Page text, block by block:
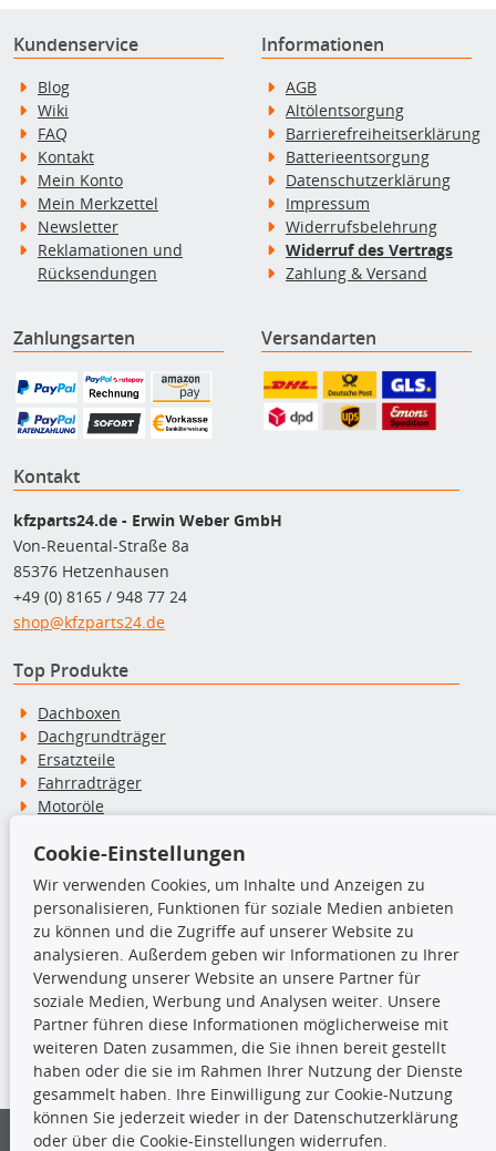
Kundenservice
Blog
Wiki
FAQ
Kontakt
Mein Konto
Mein Merkzettel
Newsletter
Reklamationen und
Rücksendungen
Informationen
AGB
Altölentsorgung
Barrierefreiheitserklärung
Batterieentsorgung
Datenschutzerklärung
Impressum
Widerrufsbelehrung
Widerruf des Vertrags
Zahlung & Versand
Zahlungsarten Versandarten
Kontakt
kfzparts24.de - Erwin Weber GmbH
Von-Reuental-Straße 8a
85376 Hetzenhausen
+49 (0) 8165 / 948 77 24
shop@kfzparts24.de
Top Produkte
Dachboxen
Dachgrundträger
Ersatzteile
Fahrradträger
Motoröle
Schneeketten
TecDoc Inside
Die hier angezeigten Daten insbesondere die gesamte Datenbank dürfen
nicht kopiert werden.
Es ist zu unterlassen, die Daten oder die gesamte Datenbank ohne
vorherige Zustimmung von TecDoc zu vervielfältigen, zu verbreiten
und/oder diese Handlungen durch Dritte ausführen zu lassen. Ein
Cookie-Einstellungen
Wir verwenden Cookies, um Inhalte und Anzeigen zu
personalisieren, Funktionen für soziale Medien anbieten
zu können und die Zugriffe auf unserer Website zu
analysieren. Außerdem geben wir Informationen zu Ihrer
Verwendung unserer Website an unsere Partner für
soziale Medien, Werbung und Analysen weiter. Unsere
Partner führen diese Informationen möglicherweise mit
weiteren Daten zusammen, die Sie ihnen bereit gestellt
haben oder die sie im Rahmen Ihrer Nutzung der Dienste
gesammelt haben. Ihre Einwilligung zur Cookie-Nutzung
können Sie jederzeit wieder in der Datenschutzerklärung
oder über die Cookie-Einstellungen widerrufen.